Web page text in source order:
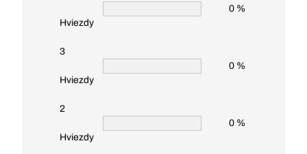
Hviezdy
0 %
3
Hviezdy
0 %
2
Hviezdy
0 %